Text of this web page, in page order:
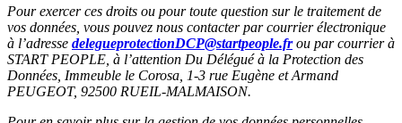
Pour exercer ces droits ou pour toute question sur le traitement de
vos données, vous pouvez nous contacter par courrier électronique
à l’adresse delegueprotectionDCP@startpeople.fr ou par courrier à
START PEOPLE, à l’attention Du Délégué à la Protection des
Données, Immeuble le Corosa, 1-3 rue Eugène et Armand
PEUGEOT, 92500 RUEIL-MALMAISON.